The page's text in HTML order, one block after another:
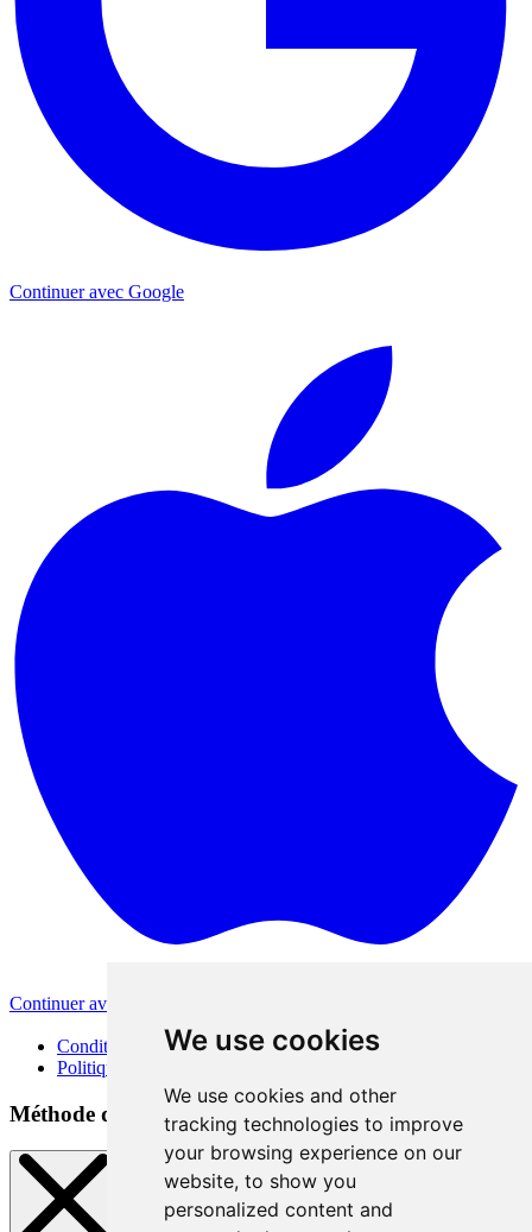
We use cookies
We use cookies and other
tracking technologies to improve
your browsing experience on our
website, to show you
personalized content and
Continuer avec Google
Continuer avec Apple
Conditions d'utilisation
Politique de confidentialité
Méthode de connexion